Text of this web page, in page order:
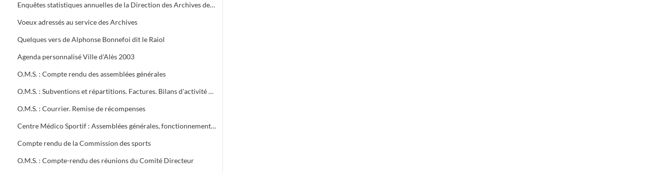
Enquêtes statistiques annuelles de la Direction des Archives de France
Voeux adressés au service des Archives
Quelques vers de Alphonse Bonnefoi dit le Raiol
Agenda personnalisé Ville d'Alès 2003
O.M.S. : Compte rendu des assemblées générales
O.M.S. : Subventions et répartitions. Factures. Bilans d'activité Conventions avec la ville
O.M.S. : Courrier. Remise de récompenses
Centre Médico Sportif : Assemblées générales, fonctionnement, projet de contrat, subvention
Compte rendu de la Commission des sports
O.M.S. : Compte-rendu des réunions du Comité Directeur